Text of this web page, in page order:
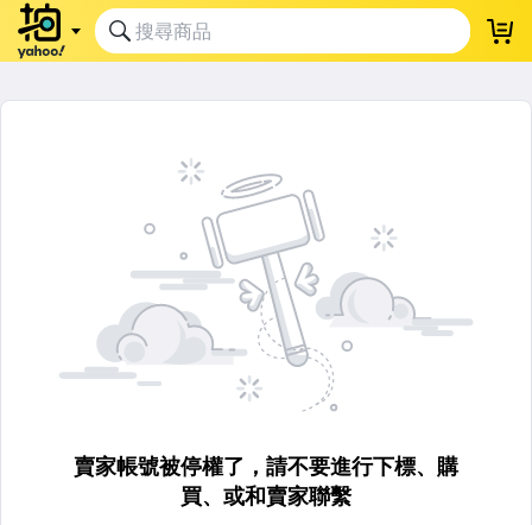
賣家帳號被停權了，請不要進行下標、購
買、或和賣家聯繫